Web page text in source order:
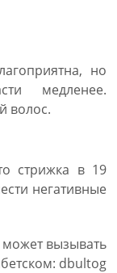
но
медленее.
волос.
стрижка в 19
негативные
может вызывать
dbultog